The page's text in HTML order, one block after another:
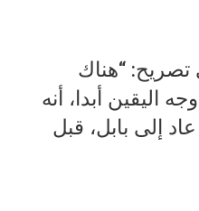
“هناك
اليقين أبدا، أنه
إلى بابل، قبل